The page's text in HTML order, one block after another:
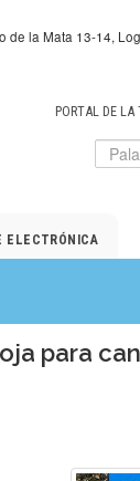
de la Mata 13-14,
PORTAL DE LA
Datos
para
de
el
buscar
ELECTRÓNICA
para